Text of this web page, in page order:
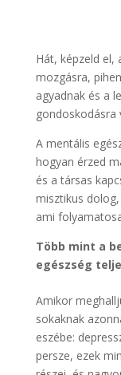
Hát, képzeld el,
mozgásra,
agyadnak és a
gondoskodásra
A mentális
hogyan érzed
és a társas
misztikus
ami
Több mint a
egészség
Amikor
sokaknak
eszébe:
persze, ezek